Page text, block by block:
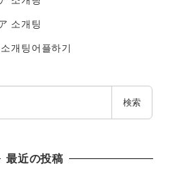
소개팅
개팅어플하기
検索
最近の投稿